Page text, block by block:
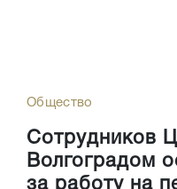
Общество
Сотрудников
Волгоградом
за работу на